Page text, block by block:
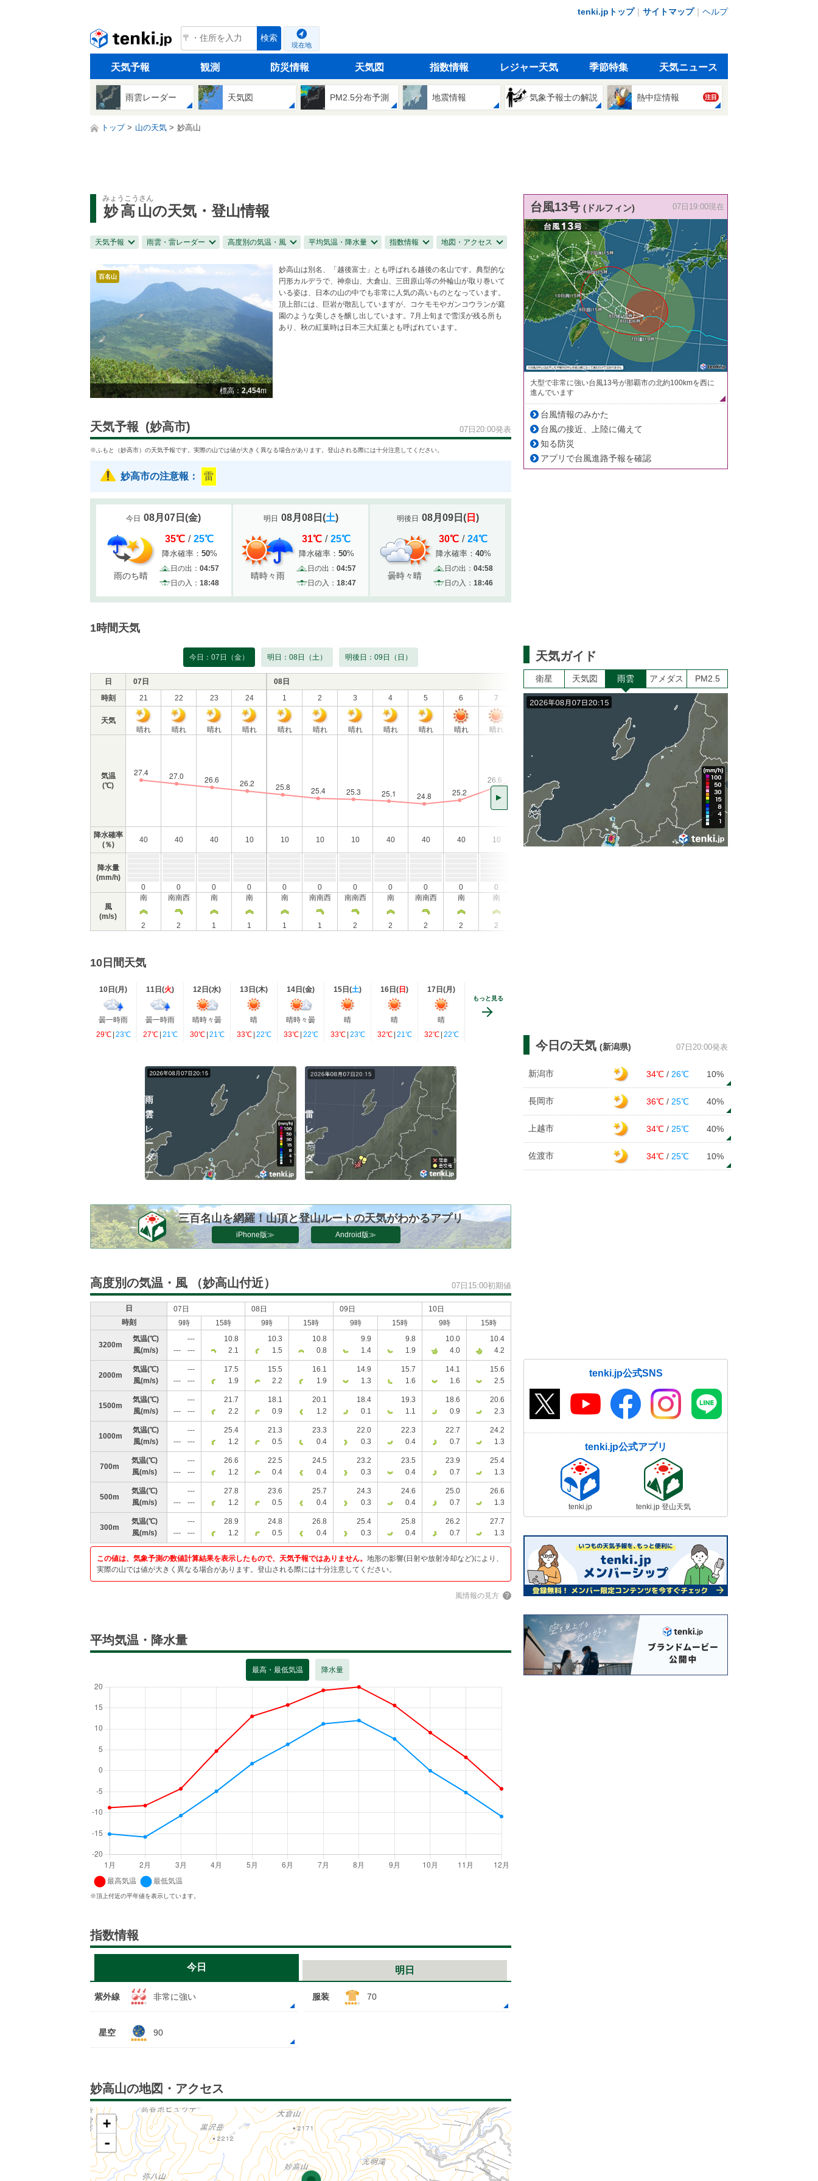
tenki.jpトップ｜ サイトマップ｜ ヘルプ
tenki.jp 検索
現在地
天気予報 観測 防災情報 天気図 指数情報 レジャー天気 季節特集 天気ニュース
雨雲レーダー 天気図 PM2.5分布予測 地震情報 気象予報士の解説 熱中症情報 注目
トップ 山の天気 妙高山
妙高山
みょうこうさん
の天気・登山情報
天気予報 雨雲・雷レーダー 高度別の気温・風 平均気温・降水量 指数情報 地図・アクセス
百名山
標高：2,454m
妙高山は別名、「越後富士」とも呼ばれる越後の名山です。典型的な
円形カルデラで、神奈山、大倉山、三田原山等の外輪山が取り巻いて
いる姿は、日本の山の中でも非常に人気の高いものとなっています。
頂上部には、巨岩が散乱していますが、コケモモやガンコウランが庭
園のような美しさを醸し出しています。7月上旬まで雪渓が残る所も
あり、秋の紅葉時は日本三大紅葉とも呼ばれています。
天気予報 (妙高市) 07日20:00発表
※ふもと（妙高市）の天気予報です。実際の山では値が大きく異なる場合があります。登山される際には十分注意してください。
妙高市の注意報： 雷
今日 08月07日(金)
雨のち晴
35℃ / 25℃
降水確率： 50%
日の出： 04:57
日の入： 18:48
明日 08月08日 (土)
晴時々雨
31℃ / 25℃
降水確率： 50%
日の出：04:57
日の入：18:47
明後日 08月09日 (日 )
曇時々晴
30℃ / 24℃
降水確率： 40%
日の出：04:58
日の入：18:46
1時間天気
今日：07日（金） 明日：08日（土） 明後日：09日（日）
日 07日
08日
時刻
21 22 23 24 1 2 3 4 5 6 7 8 9 10
天気
晴れ
晴れ 晴れ 晴れ 晴れ 晴れ 晴れ 晴れ 晴れ 晴れ 晴れ 小雨 小雨
気温
(℃)
降水確率
(％)
40 40 40 10 10 10 10 40 40 40 10 10 40 50 50 50
降水量
(mm/h)
0
0 0 0 0 0 0 0 0 0 0
風
(m/s)
南
2
南南西
2
南
1
南
1
南
1
南南西
1
南南西
2
南
2
南南西
2
南
2
南
2
▲
10日間天気
10日(月 )
曇一時雨
29℃ 23℃
11日(火)
曇一時雨
27℃ 21℃
12日(水)
晴時々曇
30℃ 21℃
13日(木)
晴
33℃ 22℃
14日(金)
晴時々曇
33℃ 22℃
15日(土)
晴
33℃ 23℃
16日( 日 )
晴
32℃ 21℃
17日(月 )
晴
32℃ 22℃
もっと見る
雨
雲
レ
ー
ダ
ー
雷
レ
ー
ダ
ー
三百名山を網羅！山頂と登山ルートの天気がわかるアプリ
iPhone版≫ Android版≫
高度別の気温・風 （妙高山付近） 07日15:00初期値
日 07日 08日 09日
10日
時刻
9時 15時 9時 15時 9時 15時 9時 15時
3200m
気温(℃)
風(m/s)
---
---
---
10.8
2.1
10.3
1.5
10.8
0.8
9.9
1.4
9.8
1.9
10.0
4.0
10.4
4.2
2000m
気温(℃)
風(m/s)
---
---
---
17.5
1.9
15.5
2.2
16.1
1.9
14.9
1.3
15.7
1.6
14.1
1.6
15.6
2.5
1500m
気温(℃)
風(m/s)
---
---
---
21.7
2.2
18.1
0.9
20.1
1.2
18.4
0.1
19.3
1.1
18.6
0.9
20.6
2.3
1000m
気温(℃)
風(m/s)
---
---
---
25.4
1.2
21.3
0.5
23.3
0.4
22.0
0.3
22.3
0.4
22.7
0.7
24.2
1.3
700m
気温(℃)
風(m/s)
---
---
---
26.6
1.2
22.5
0.4
24.5
0.4
23.2
0.3
23.5
0.4
23.9
0.7
25.4
1.3
500m
気温(℃)
風(m/s)
---
---
---
27.8
1.2
23.6
0.5
25.7
0.4
24.3
0.3
24.6
0.4
25.0
0.7
26.6
1.3
300m
気温(℃)
風(m/s)
---
---
---
28.9
1.2
24.8
0.5
26.8
0.4
25.4
0.3
25.8
0.4
26.2
0.7
27.7
1.3
この値は、気象予測の数値計算結果を表示したもので、天気予報ではありません。 地形の影響(日射や放射冷却など)により、
実際の山では値が大きく異なる場合があります。登山される際には十分注意してください。
風情報の見方
平均気温・降水量
最高・最低気温 降水量
※頂上付近の平年値を表示しています。
指数情報
今日 明日
紫外線 非常に強い 服装 70
星空 90
妙高山の地図・アクセス
+
-
台風13号 (ドルフィン) 07日19:00現在
大型で非常に強い台風13号が那覇市の北約100kmを西に
進んでいます
台風情報のみかた
台風の接近、上陸に備えて
知る防災
アプリで台風進路予報を確認
天気ガイド
衛星 天気図 雨雲 アメダス PM2.5
今日の天気 (新潟県) 07日20:00発表
新潟市 34℃ / 26℃ 10%
長岡市 36℃ / 25℃ 40%
上越市 34℃ / 25℃ 40%
佐渡市 34℃ / 25℃ 10%
tenki.jp公式SNS
tenki.jp公式アプリ
tenki.jp tenki.jp 登山天気